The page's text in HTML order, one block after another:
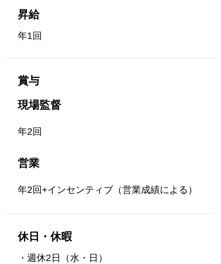
昇給
年1回
賞与
現場監督
年2回
営業
年2回+インセンティブ（営業成績による）
休日・休暇
・週休2日（水・日）